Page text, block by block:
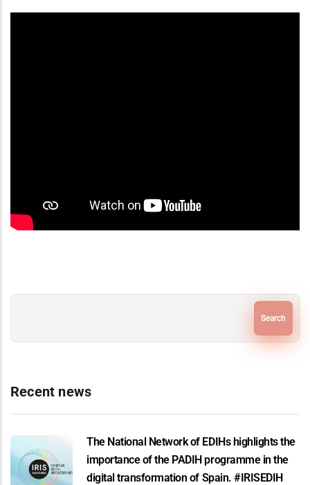
Recent news
The National Network of EDIHs highlights the
importance of the PADIH programme in the
digital transformation of Spain. #IRISEDIH